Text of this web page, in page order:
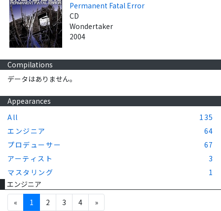
Permanent Fatal Error
CD
Wondertaker
2004
Compilations
データはありません。
Appearances
All
135
エンジニア
64
プロデューサー
67
アーティスト
3
マスタリング
1
エンジニア
«
1 2 3 4 »